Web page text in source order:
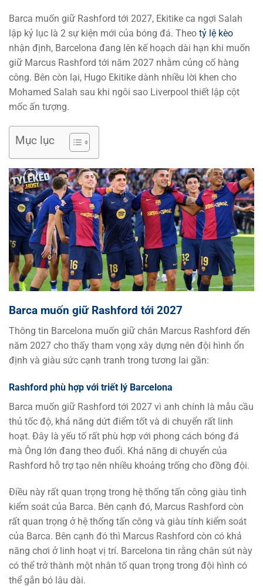
Barca muốn giữ Rashford tới 2027, Ekitike ca ngợi Salah
lập kỷ lục là 2 sự kiện mới của bóng đá. Theo tỷ lệ kèo
nhận định, Barcelona đang lên kế hoạch dài hạn khi muốn
giữ Marcus Rashford tới năm 2027 nhằm củng cố hàng
công. Bên còn lại, Hugo Ekitike dành nhiều lời khen cho
Mohamed Salah sau khi ngôi sao Liverpool thiết lập cột
mốc ấn tượng.
Mục lục
Barca muốn giữ Rashford tới 2027
Thông tin Barcelona muốn giữ chân Marcus Rashford đến
năm 2027 cho thấy tham vọng xây dựng nên đội hình ổn
định và giàu sức cạnh tranh trong tương lai gần:
Rashford phù hợp với triết lý Barcelona
Barca muốn giữ Rashford tới 2027 vì anh chính là mẫu cầu
thủ tốc độ, khả năng dứt điểm tốt và di chuyển rất linh
hoạt. Đây là yếu tố rất phù hợp với phong cách bóng đá
mà Ông lớn đang theo đuổi. Khả năng di chuyển của
Rashford hỗ trợ tạo nên nhiều khoảng trống cho đồng đội.
Điều này rất quan trọng trong hệ thống tấn công giàu tình
kiểm soát của Barca. Bên cạnh đó, Marcus Rashford còn
rất quan trọng ở hệ thống tấn công và giàu tính kiểm soát
của Barca. Bên cạnh đó thì Marcus Rashford còn có khả
năng chơi ở linh hoạt vị trí. Barcelona tin rằng chân sút này
có thể trở thành một nhân tố quan trọng trong đội hình có
thể gắn bó lâu dài.